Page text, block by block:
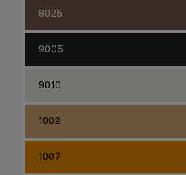
8025
9005
9010
1002
1007